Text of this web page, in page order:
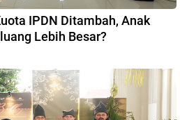
IPDN Ditambah, Anak
Lebih Besar?